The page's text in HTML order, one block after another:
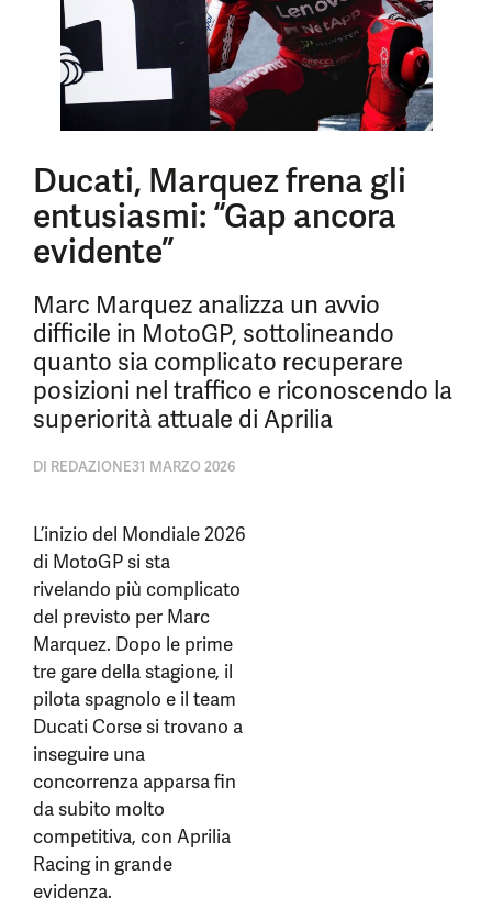
Ducati, Marquez frena gli
entusiasmi: “Gap ancora
evidente”
Marc Marquez analizza un avvio
difficile in MotoGP, sottolineando
quanto sia complicato recuperare
posizioni nel traffico e riconoscendo la
superiorità attuale di Aprilia
DI REDAZIONE31 MARZO 2026
L’inizio del Mondiale 2026
di MotoGP si sta
rivelando più complicato
del previsto per Marc
Marquez. Dopo le prime
tre gare della stagione, il
pilota spagnolo e il team
Ducati Corse si trovano a
inseguire una
concorrenza apparsa fin
da subito molto
competitiva, con Aprilia
Racing in grande
evidenza.